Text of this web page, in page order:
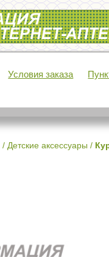
Условия заказа
/ Детские аксессуары /